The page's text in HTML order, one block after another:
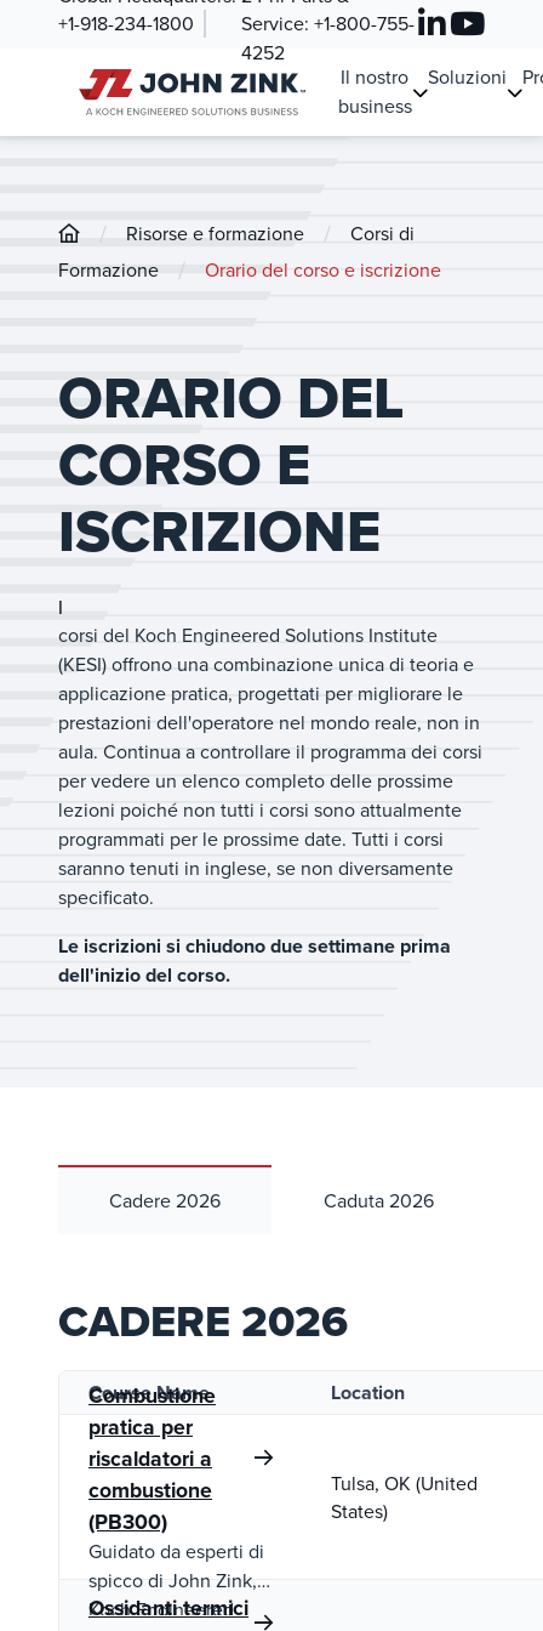
+1-918-234-1800
Service: +1-800-755-
4252
Il nostro
business
Soluzioni
/ Risorse e formazione /
Corsi di
Formazione
/ Orario del corso e iscrizione
ORARIO DEL
CORSO E
ISCRIZIONE
I
corsi del Koch Engineered Solutions Institute
(KESI) offrono una combinazione unica di teoria e
applicazione pratica, progettati per migliorare le
prestazioni dell'operatore nel mondo reale, non in
aula. Continua a controllare il programma dei corsi
per vedere un elenco completo delle prossime
lezioni poiché non tutti i corsi sono attualmente
programmati per le prossime date. Tutti i corsi
saranno tenuti in inglese, se non diversamente
specificato.
Le iscrizioni si chiudono due settimane prima
dell'inizio del corso.
Cadere 2026 Caduta 2026
CADERE 2026
Course Name
Combustione
pratica per
riscaldatori a
combustione
(PB300)
Guidato da esperti di
spicco di John Zink,
Koch Engineered
Ossidanti termici
Location
Tulsa, OK (United
States)